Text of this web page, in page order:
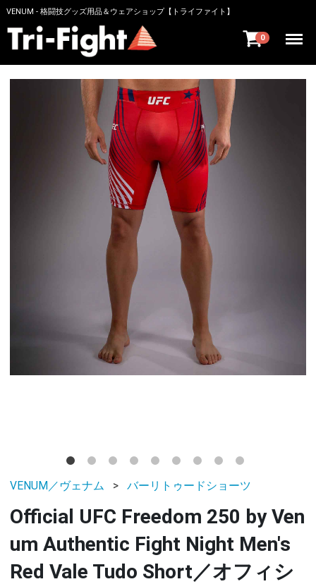
VENUM - 格闘技グッズ用品＆ウェアショップ【トライファイト】
0 Menu
VENUM／ヴェナム バーリトゥードショーツ
Official UFC Freedom 250 by Ven
um Authentic Fight Night Men's
Red Vale Tudo Short／オフィシ